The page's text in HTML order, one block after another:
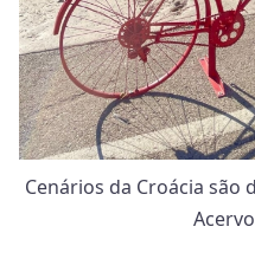
Cenários da Croácia são